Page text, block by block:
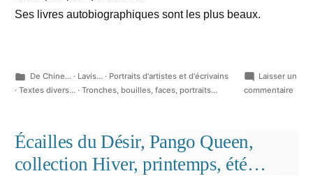
Ses livres autobiographiques sont les plus beaux.
Publié
dans
De Chine...· Lavis...· Portraits d'artistes et d'écrivains
· Textes divers... · Tronches, bouilles, faces, portraits...
Laisser un
commentairesur
Écailles du Désir, Pango Queen,
collection Hiver, printemps, été…